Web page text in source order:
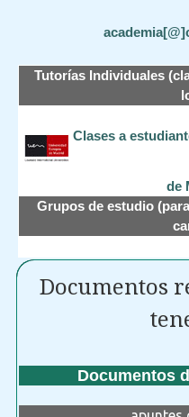
Tutorías Individuales
Clases a
de
Grupos de estudio
Documentos
Documentos